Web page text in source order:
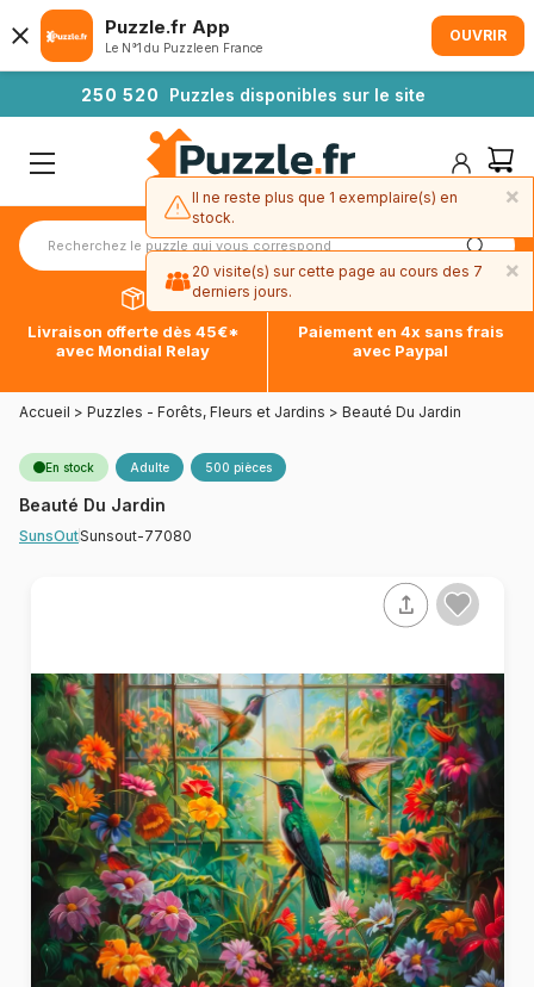
250 520 Puzzles disponibles sur le site
Livraison offerte dès 45€*
avec Mondial Relay
Paiement en 4x sans frais
avec Paypal
Accueil > Puzzles - Forêts, Fleurs et Jardins > Beauté Du Jardin
En stock Adulte 500 pièces
Beauté Du Jardin
SunsOutSunsout-77080
Puzzle.fr App
Le N°1 du Puzzle en France
OUVRIR
×
Il ne reste plus que 1 exemplaire(s) en
stock.
×
20 visite(s) sur cette page au cours des 7
derniers jours.